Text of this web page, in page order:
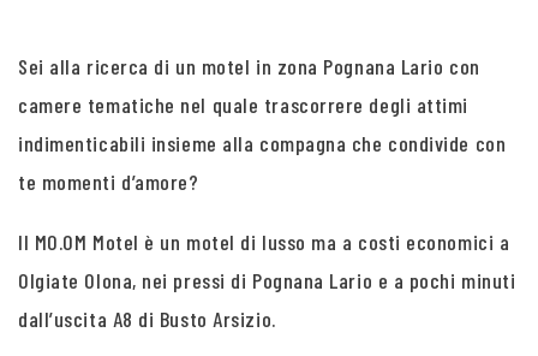
Sei alla ricerca di un motel in zona Pognana Lario con
camere tematiche nel quale trascorrere degli attimi
indimenticabili insieme alla compagna che condivide con
te momenti d’amore?
Il MO.OM Motel è un motel di lusso ma a costi economici a
Olgiate Olona, nei pressi di Pognana Lario e a pochi minuti
dall’uscita A8 di Busto Arsizio.